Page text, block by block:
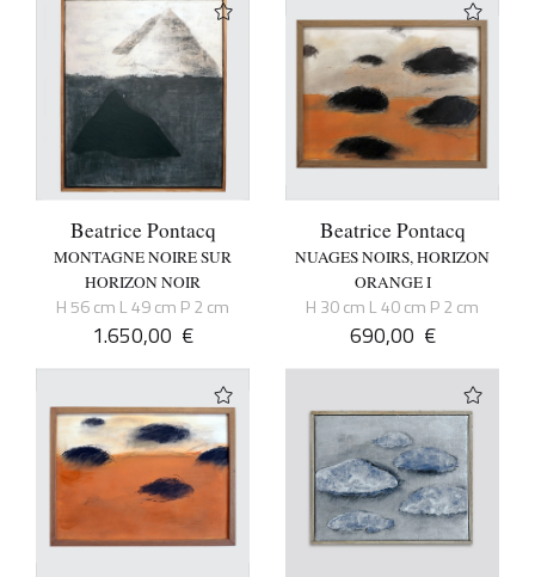
Beatrice Pontacq
MONTAGNE NOIRE SUR
HORIZON NOIR
H 56 cm L 49 cm P 2 cm
1.650,00 €
Beatrice Pontacq
NUAGES NOIRS, HORIZON
ORANGE I
H 30 cm L 40 cm P 2 cm
690,00 €